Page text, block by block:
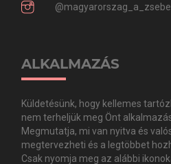
ALKALMAZÁS
Küldetésünk, hogy kellemes
nem terheljük meg Önt
Megmutatja, mi van nyitva és
megtervezheti és a legtöbbet
Csak nyomja meg az alábbi